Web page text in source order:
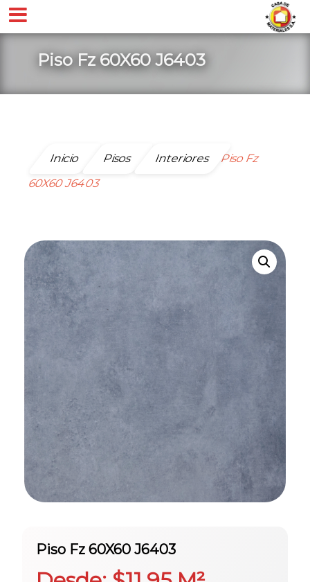
Piso Fz 60X60 J6403
Inicio Pisos Interiores
Piso Fz
60X60 J6403
Piso Fz 60X60 J6403